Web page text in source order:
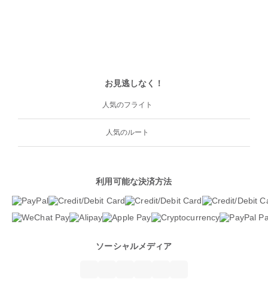
お見逃しなく！
人気のフライト
人気のルート
利用可能な決済方法
ソーシャルメディア